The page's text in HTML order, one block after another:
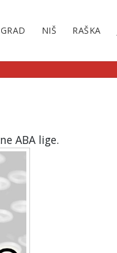
NIŠ RAŠKA
ABA lige.